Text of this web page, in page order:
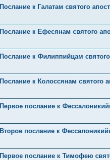
Послание к Галатам святого
Послание к Ефесянам святого
Послание к Филиппийцам
Послание к Колоссянам святого
Первое послание к
Второе послание к
Первое послание к Тимофею